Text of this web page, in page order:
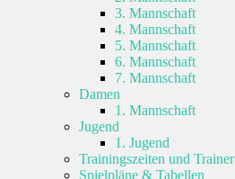
3. Mannschaft
4. Mannschaft
5. Mannschaft
6. Mannschaft
7. Mannschaft
Damen
1. Mannschaft
Jugend
1. Jugend
Trainingszeiten und Trainer
Spielpläne & Tabellen